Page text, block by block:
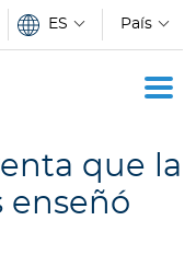
ES País
que la
enseñó